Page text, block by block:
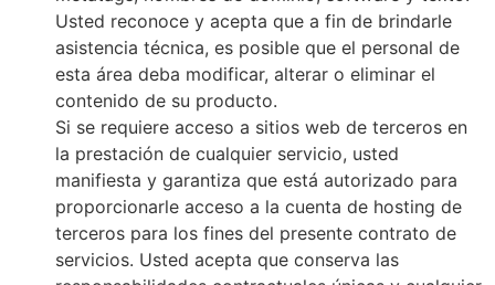
Usted reconoce y acepta que a fin de brindarle
asistencia técnica, es posible que el personal de
esta área deba modificar, alterar o eliminar el
contenido de su producto.
Si se requiere acceso a sitios web de terceros en
la prestación de cualquier servicio, usted
manifiesta y garantiza que está autorizado para
proporcionarle acceso a la cuenta de hosting de
terceros para los fines del presente contrato de
servicios. Usted acepta que conserva las